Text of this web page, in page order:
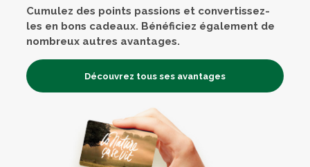
Cumulez des points passions et convertissez-
les en bons cadeaux. Bénéficiez également de
nombreux autres avantages.
Découvrez tous ses avantages